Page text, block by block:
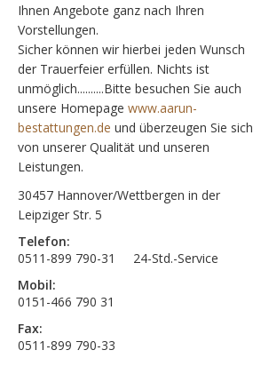
Ihnen Angebote ganz nach Ihren
Vorstellungen.
Sicher können wir hierbei jeden Wunsch
der Trauerfeier erfüllen. Nichts ist
unmöglich..........Bitte besuchen Sie auch
unsere Homepage www.aarun-
bestattungen.de und überzeugen Sie sich
von unserer Qualität und unseren
Leistungen.
30457 Hannover/Wettbergen in der
Leipziger Str. 5
Telefon:
0511-899 790-31 24-Std.-Service
Mobil:
0151-466 790 31
Fax:
0511-899 790-33